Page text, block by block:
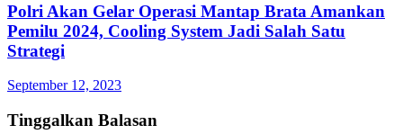
Polri Akan Gelar Operasi Mantap Brata Amankan
Pemilu 2024, Cooling System Jadi Salah Satu
Strategi
September 12, 2023
Tinggalkan Balasan